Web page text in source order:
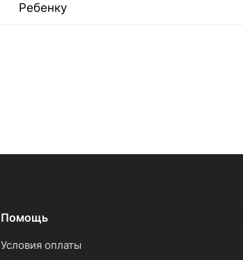
Ребенку
Помощь
Условия оплаты